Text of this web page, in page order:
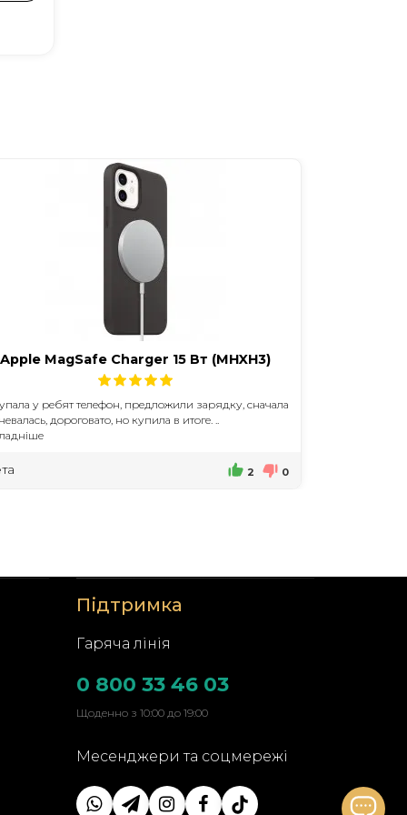
Apple MagSafe Charger 15 Вт (MHXH3)
у ребят телефон, предложили зарядку, сначала
дороговато, но купила в итоге. ..
2 0
Підтримка
Гаряча лінія
0 800 33 46 03
Щоденно з 10:00 до 19:00
Месенджери та соцмережі